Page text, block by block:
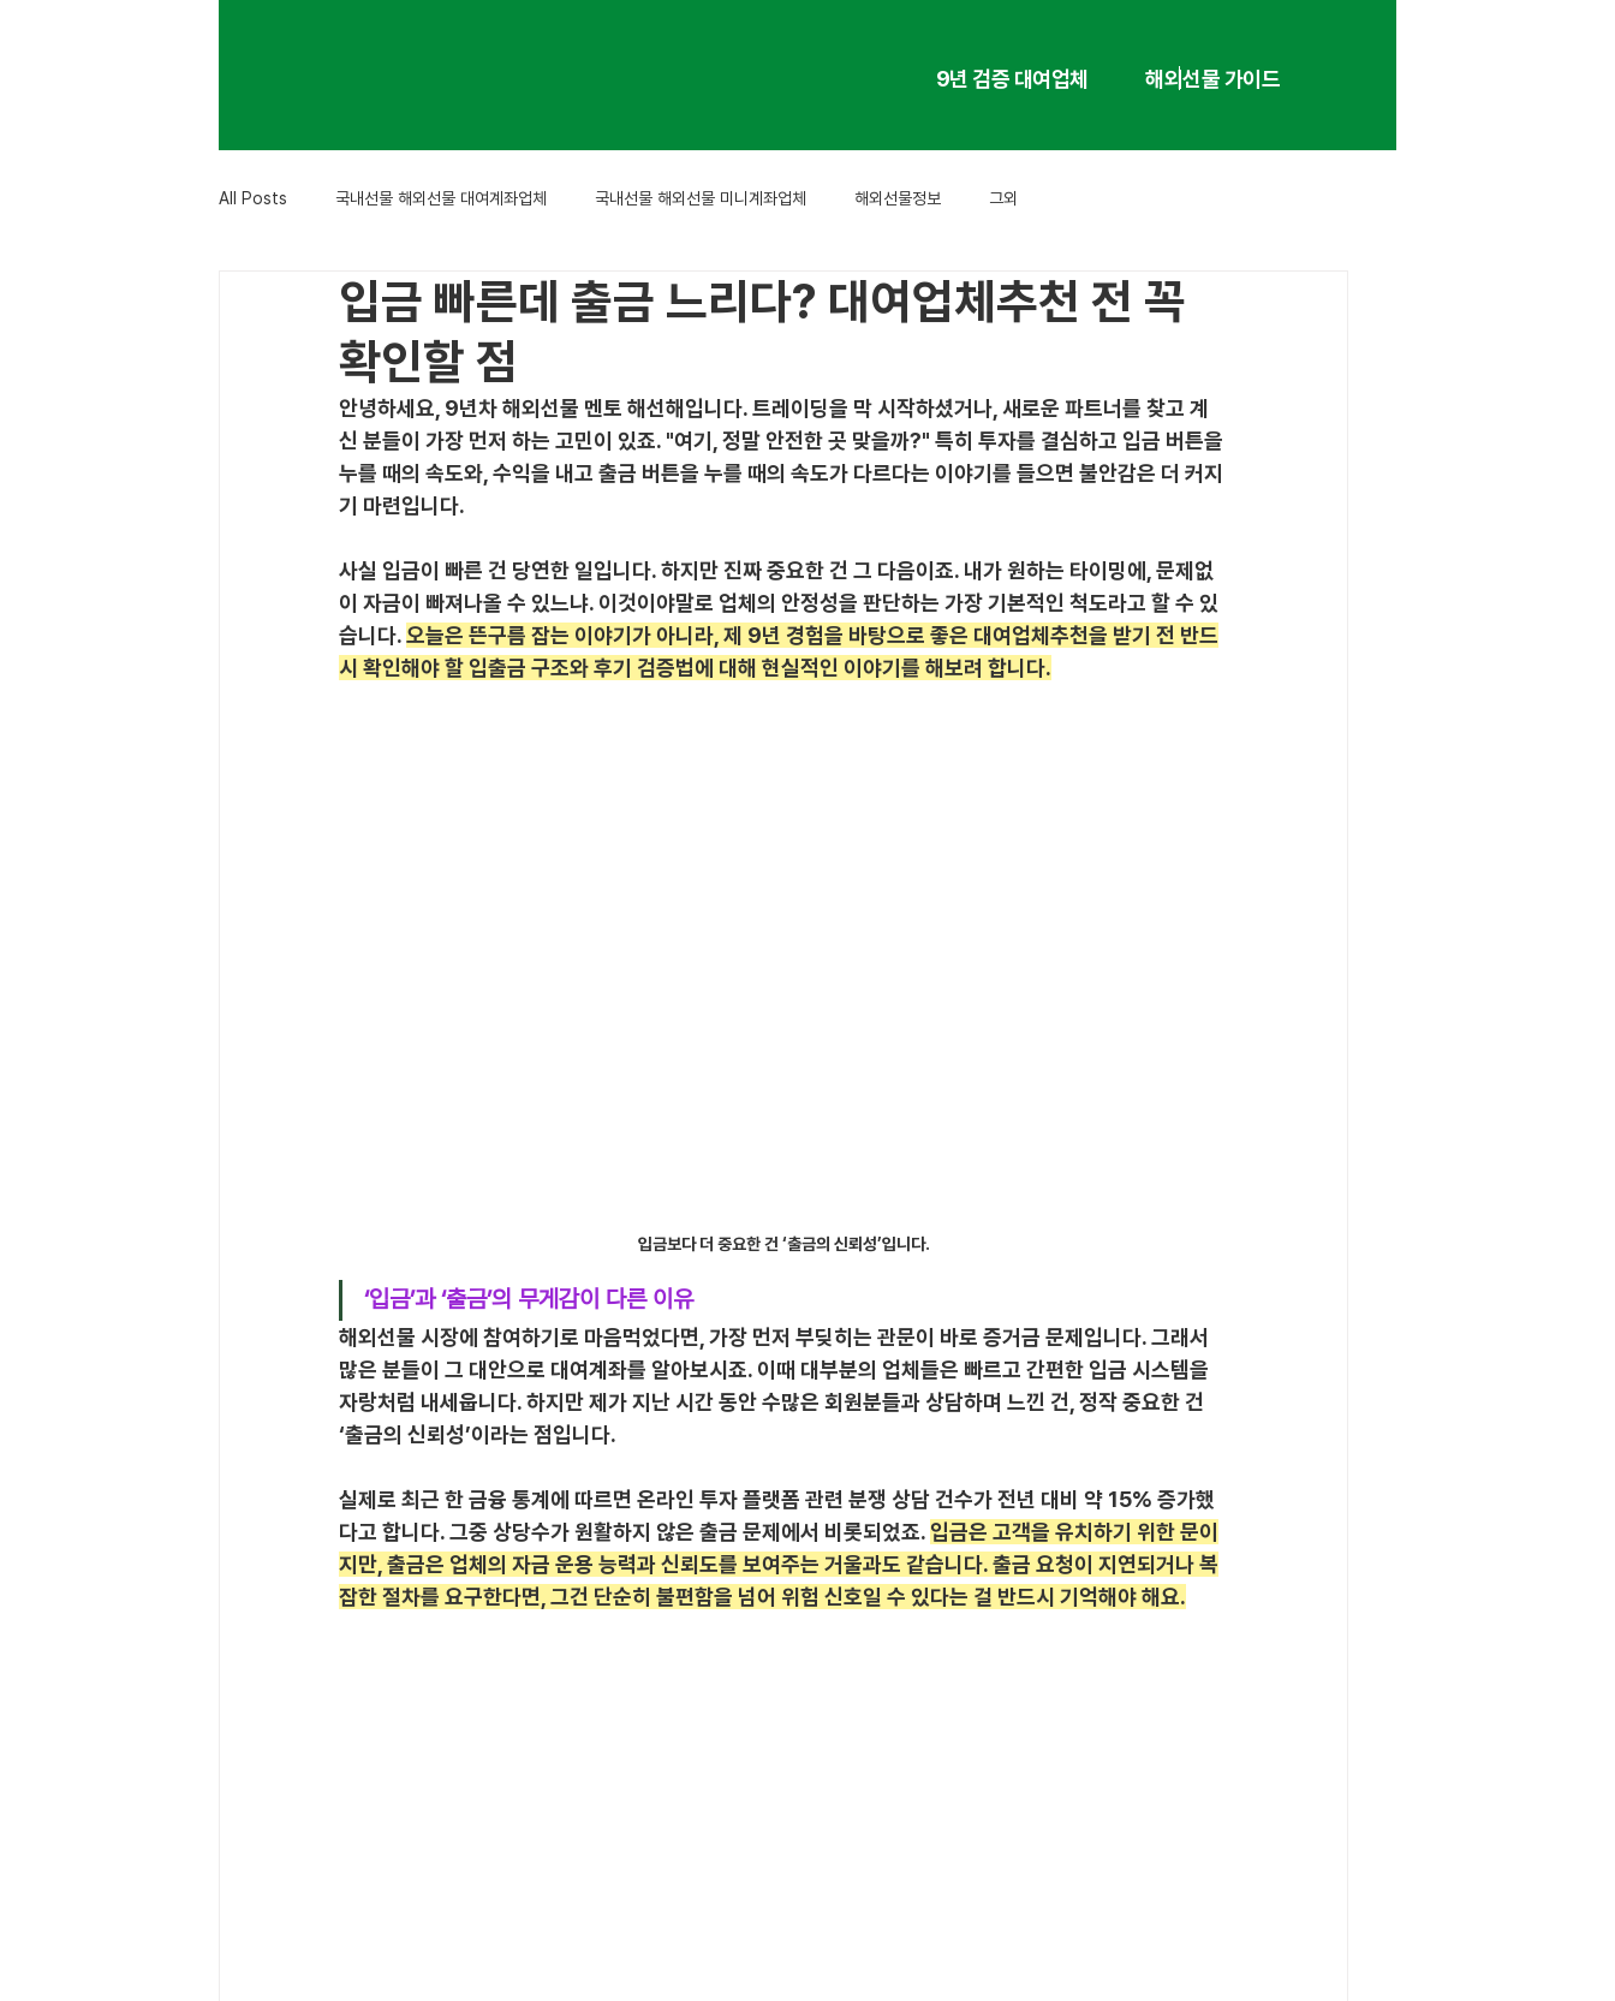
9년 검증 대여업체 해외선물 가이드
All Posts 국내선물 해외선물 대여계좌업체 국내선물 해외선물 미니계좌업체 해외선물정보 그외
입금 빠른데 출금 느리다? 대여업체추천 전 꼭
확인할 점
안녕하세요, 9년차 해외선물 멘토 해선해입니다. 트레이딩을 막 시작하셨거나, 새로운 파트너를 찾고 계
신 분들이 가장 먼저 하는 고민이 있죠. "여기, 정말 안전한 곳 맞을까?" 특히 투자를 결심하고 입금 버튼을
누를 때의 속도와, 수익을 내고 출금 버튼을 누를 때의 속도가 다르다는 이야기를 들으면 불안감은 더 커지
기 마련입니다.
사실 입금이 빠른 건 당연한 일입니다. 하지만 진짜 중요한 건 그 다음이죠. 내가 원하는 타이밍에, 문제없
이 자금이 빠져나올 수 있느냐. 이것이야말로 업체의 안정성을 판단하는 가장 기본적인 척도라고 할 수 있
습니다. 오늘은 뜬구름 잡는 이야기가 아니라, 제 9년 경험을 바탕으로 좋은 대여업체추천을 받기 전 반드
시 확인해야 할 입출금 구조와 후기 검증법에 대해 현실적인 이야기를 해보려 합니다.
입금보다 더 중요한 건 ‘출금의 신뢰성’입니다.
‘입금’과 ‘출금’의 무게감이 다른 이유
해외선물 시장에 참여하기로 마음먹었다면, 가장 먼저 부딪히는 관문이 바로 증거금 문제입니다. 그래서
많은 분들이 그 대안으로 대여계좌를 알아보시죠. 이때 대부분의 업체들은 빠르고 간편한 입금 시스템을
자랑처럼 내세웁니다. 하지만 제가 지난 시간 동안 수많은 회원분들과 상담하며 느낀 건, 정작 중요한 건
‘출금의 신뢰성’이라는 점입니다.
실제로 최근 한 금융 통계에 따르면 온라인 투자 플랫폼 관련 분쟁 상담 건수가 전년 대비 약 15% 증가했
다고 합니다. 그중 상당수가 원활하지 않은 출금 문제에서 비롯되었죠. 입금은 고객을 유치하기 위한 문이
지만, 출금은 업체의 자금 운용 능력과 신뢰도를 보여주는 거울과도 같습니다. 출금 요청이 지연되거나 복
잡한 절차를 요구한다면, 그건 단순히 불편함을 넘어 위험 신호일 수 있다는 걸 반드시 기억해야 해요.